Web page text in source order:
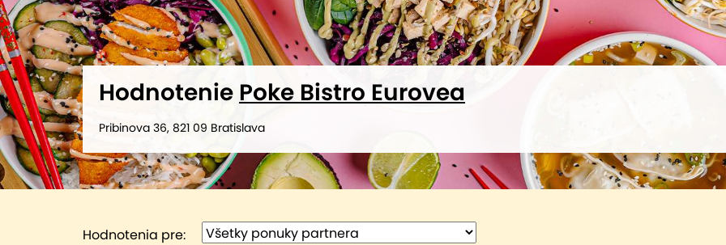
Hodnotenie Poke Bistro Eurovea
Pribinova 36, 821 09 Bratislava
Hodnotenia pre: